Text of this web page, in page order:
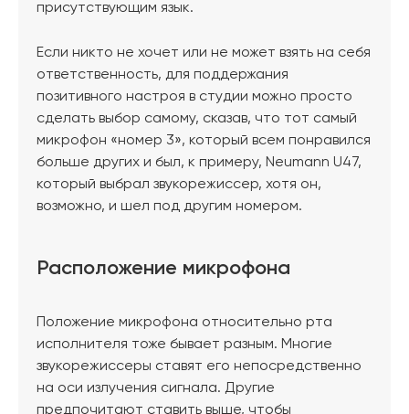
присутствующим язык.
Если никто не хочет или не может взять на себя
ответственность, для поддержания
позитивного настроя в студии можно просто
сделать выбор самому, сказав, что тот самый
микрофон «номер 3», который всем понравился
больше других и был, к примеру, Neumann U47,
который выбрал звукорежиссер, хотя он,
возможно, и шел под другим номером.
Расположение микрофона
Положение микрофона относительно рта
исполнителя тоже бывает разным. Многие
звукорежиссеры ставят его непосредственно
на оси излучения сигнала. Другие
предпочитают ставить выше, чтобы